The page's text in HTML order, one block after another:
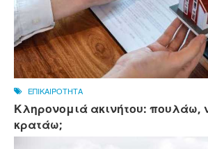
ΕΠΙΚΑΙΡΟΤΗΤΑ
Κληρονομιά ακινήτου: πουλάω,
κρατάω;